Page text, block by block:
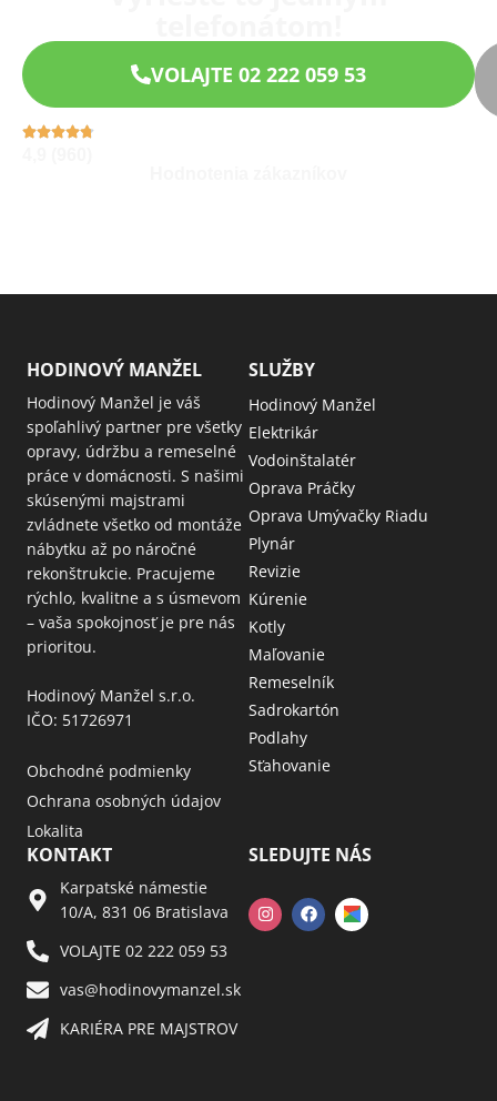
VOLAJTE 02 222 059 53
HODINOVÝ MANŽEL
Hodinový Manžel je váš
spoľahlivý partner pre všetky
opravy, údržbu a remeselné
práce v domácnosti. S našimi
skúsenými majstrami
zvládnete všetko od montáže
nábytku až po náročné
rekonštrukcie. Pracujeme
rýchlo, kvalitne a s úsmevom
– vaša spokojnosť je pre nás
prioritou.
Hodinový Manžel s.r.o.
IČO: 51726971
Obchodné podmienky
Ochrana osobných údajov
Lokalita
SLUŽBY
Hodinový Manžel
Elektrikár
Vodoinštalatér
Oprava Práčky
Oprava Umývačky Riadu
Plynár
Revizie
Kúrenie
Kotly
Maľovanie
Remeselník
Sadrokartón
Podlahy
Sťahovanie
KONTAKT
Karpatské námestie
10/A, 831 06 Bratislava
VOLAJTE 02 222 059 53​
vas@hodinovymanzel.sk​
KARIÉRA PRE MAJSTROV​
SLEDUJTE NÁS